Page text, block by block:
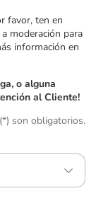
favor, ten en
moderación para
información en
o alguna
al Cliente!
son obligatorios.